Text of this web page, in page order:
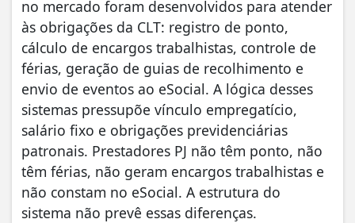
no mercado foram desenvolvidos para atender
às obrigações da CLT: registro de ponto,
cálculo de encargos trabalhistas, controle de
férias, geração de guias de recolhimento e
envio de eventos ao eSocial. A lógica desses
sistemas pressupõe vínculo empregatício,
salário fixo e obrigações previdenciárias
patronais. Prestadores PJ não têm ponto, não
têm férias, não geram encargos trabalhistas e
não constam no eSocial. A estrutura do
sistema não prevê essas diferenças.